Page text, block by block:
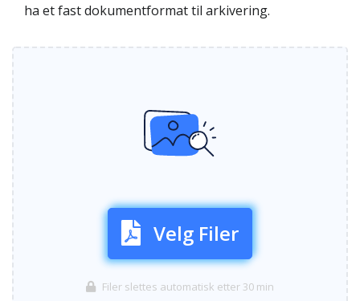
ha et fast dokumentformat til arkivering.
Velg Filer
Filer slettes automatisk etter 30 min